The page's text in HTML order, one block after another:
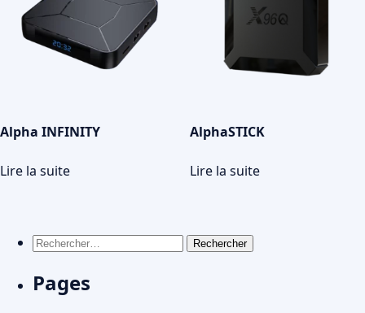
Alpha INFINITY
Lire la suite
AlphaSTICK
Lire la suite
Rechercher :
Pages